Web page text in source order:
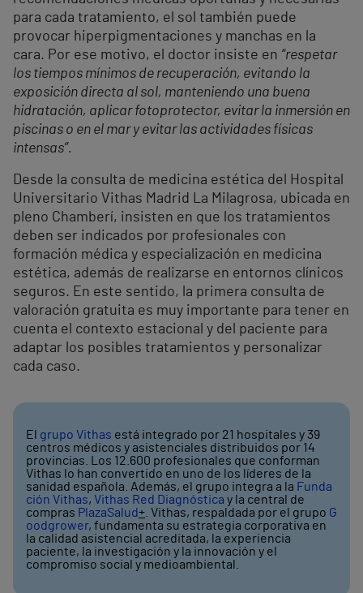
para cada tratamiento, el sol también puede
provocar hiperpigmentaciones y manchas en la
cara. Por ese motivo, el doctor insiste en “respetar
los tiempos mínimos de recuperación, evitando la
exposición directa al sol, manteniendo una buena
hidratación, aplicar fotoprotector, evitar la inmersión en
piscinas o en el mar y evitar las actividades físicas
intensas”.
Desde la consulta de medicina estética del Hospital
Universitario Vithas Madrid La Milagrosa, ubicada en
pleno Chamberí, insisten en que los tratamientos
deben ser indicados por profesionales con
formación médica y especialización en medicina
estética, además de realizarse en entornos clínicos
seguros. En este sentido, la primera consulta de
valoración gratuita es muy importante para tener en
cuenta el contexto estacional y del paciente para
adaptar los posibles tratamientos y personalizar
cada caso.
El grupo Vithas está integrado por 21 hospitales y 39
centros médicos y asistenciales distribuidos por 14
provincias. Los 12.600 profesionales que conforman
Vithas lo han convertido en uno de los líderes de la
sanidad española. Además, el grupo integra a la Funda
ción Vithas, Vithas Red Diagnóstica y la central de
compras PlazaSalud+ . Vithas, respaldada por el grupo G
oodgrower, fundamenta su estrategia corporativa en
la calidad asistencial acreditada, la experiencia
paciente, la investigación y la innovación y el
compromiso social y medioambiental.